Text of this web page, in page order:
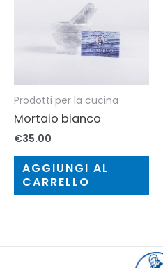
Prodotti per la cucina
Mortaio bianco
€35.00
AGGIUNGI AL
CARRELLO